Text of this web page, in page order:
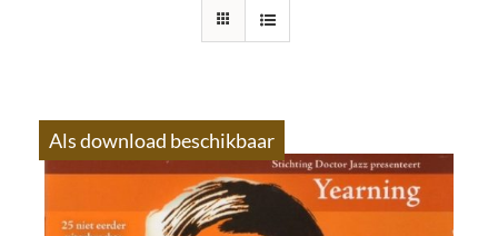
Als download beschikbaar